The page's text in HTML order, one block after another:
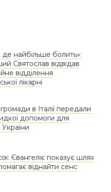
де найбільше болить»:
Святослав відвідав
відділення
лікарні
громади в Італії передали
допомоги для
України
Євангеліє показує шлях
віднайти сенс